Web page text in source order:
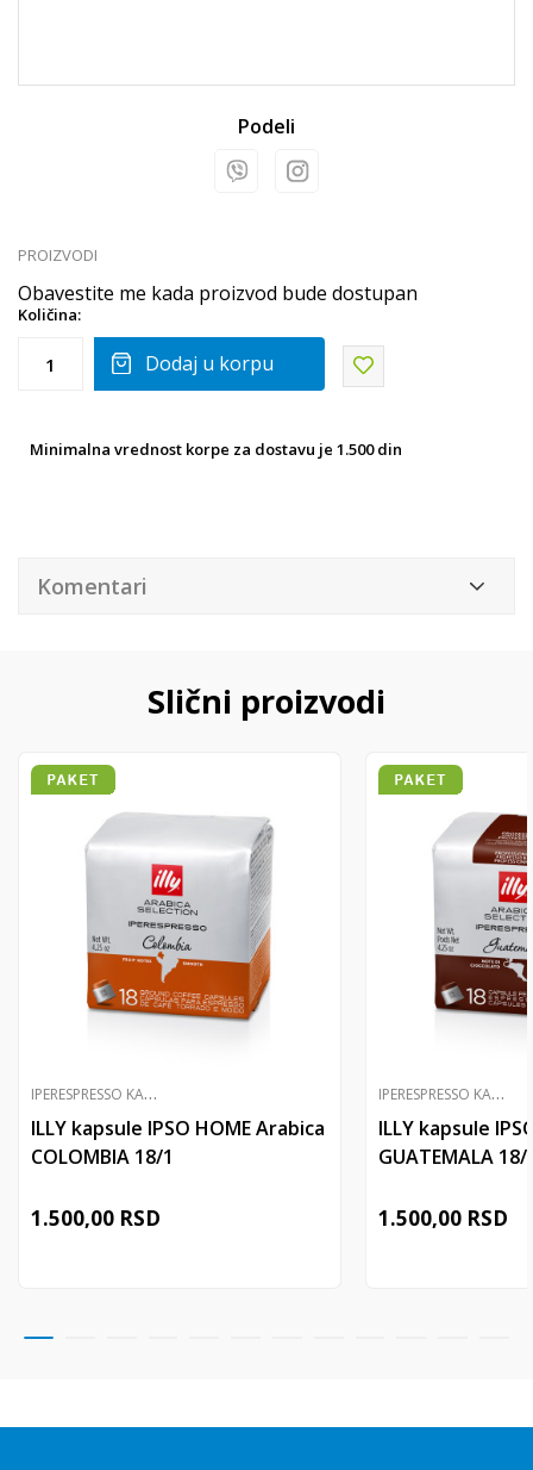
Podeli
PROIZVODI
Obavestite me kada proizvod bude dostupan
Količina:
Dodaj u korpu
Minimalna vrednost korpe za dostavu je 1.500 din
Komentari
Slični proizvodi
I
PERESPRESSO KAPSULE
ILLY kapsule IPSO HOME Arabica
COLOMBIA 18/1
1.500,00 RSD
I
PERESPRESSO KAPSULE
ILLY kapsule
GUATEMALA 18/
1.500,00 RSD